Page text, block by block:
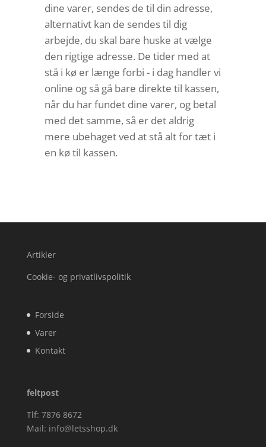
dine varer, sendes de til din adresse,
alternativt kan de sendes til dig
arbejde, du skal bare huske at vælge
den rigtige adresse. De tider med at
stå i kø er længe forbi - i dag handler vi
online og så gå bare direkte til kassen,
når du har fundet dine varer, og betal
med det samme, så er det aldrig
mere ubehaget ved at stå alt for tæt i
en kø til kassen.
Artikler
Cookie- og privatlivspolitik
Forside
Varer
Kontakt
feltpost
Tlf: 7876 8672
Mail: info@letsshop.dk